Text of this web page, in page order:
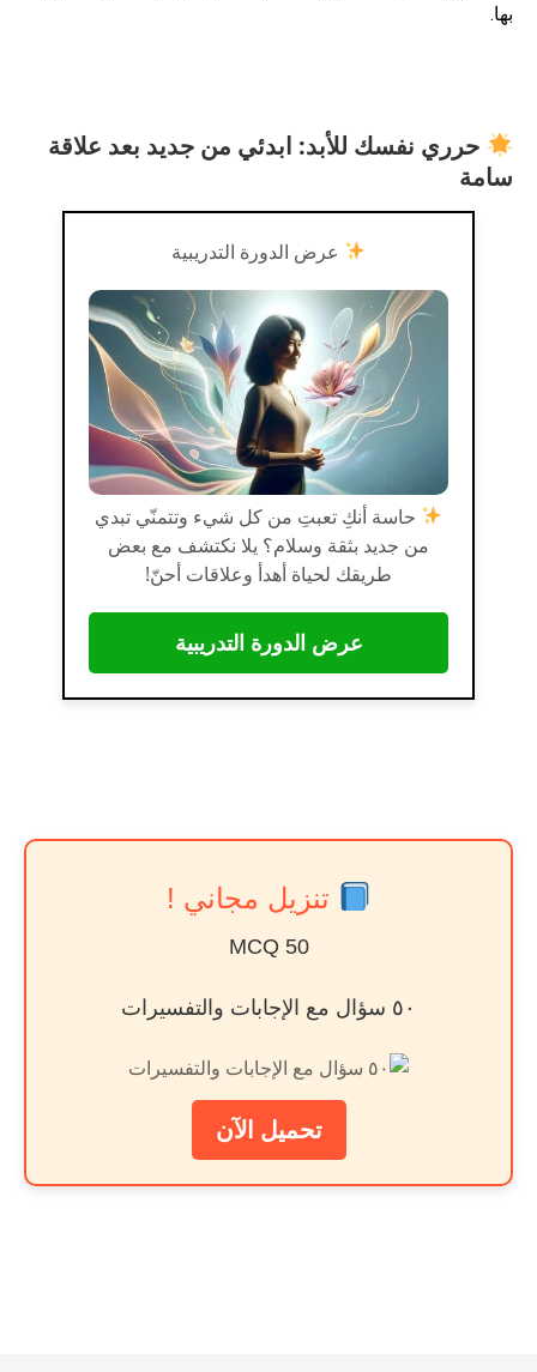
بها.
حرري نفسك للأبد: ابدئي من جديد بعد علاقة
سامة
عرض الدورة التدريبية
حاسة أنكِ تعبتِ من كل شيء وتتمنّي تبدي
من جديد بثقة وسلام؟ يلا نكتشف مع بعض
طريقك لحياة أهدأ وعلاقات أحنّ!
عرض الدورة التدريبية
تنزيل مجاني !
50 MCQ
٥٠ سؤال مع الإجابات والتفسيرات
تحميل الآن